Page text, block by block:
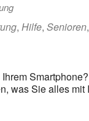
,Hilfe,Senioren
was Sie alles mit